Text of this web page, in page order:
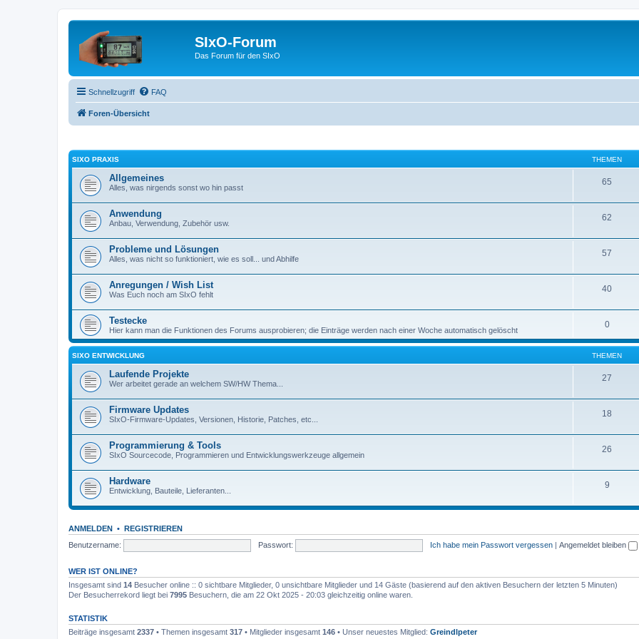
SIxO-Forum
Das Forum für den SIxO
Schnellzugriff FAQ
Foren-Übersicht
SIXO PRAXIS THEMEN
Allgemeines
Alles, was nirgends sonst wo hin passt
65
Anwendung
Anbau, Verwendung, Zubehör usw.
62
Probleme und Lösungen
Alles, was nicht so funktioniert, wie es soll... und Abhilfe
57
Anregungen / Wish List
Was Euch noch am SIxO fehlt
40
Testecke
Hier kann man die Funktionen des Forums ausprobieren; die Einträge werden nach einer Woche automatisch gelöscht
0
SIXO ENTWICKLUNG THEMEN
Laufende Projekte
Wer arbeitet gerade an welchem SW/HW Thema...
27
Firmware Updates
SIxO-Firmware-Updates, Versionen, Historie, Patches, etc...
18
Programmierung & Tools
SIxO Sourcecode, Programmieren und Entwicklungswerkzeuge allgemein
26
Hardware
Entwicklung, Bauteile, Lieferanten...
9
ANMELDEN • REGISTRIEREN
Benutzername:
Passwort: Ich habe mein Passwort vergessen | Angemeldet bleiben
WER IST ONLINE?
Insgesamt sind 14 Besucher online :: 0 sichtbare Mitglieder, 0 unsichtbare Mitglieder und 14 Gäste (basierend auf den aktiven Besuchern der letzten 5 Minuten)
Der Besucherrekord liegt bei 7995 Besuchern, die am 22 Okt 2025 - 20:03 gleichzeitig online waren.
STATISTIK
Beiträge insgesamt 2337 • Themen insgesamt 317 • Mitglieder insgesamt 146 • Unser neuestes Mitglied: Greindlpeter